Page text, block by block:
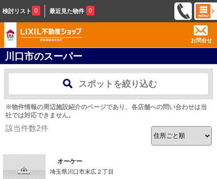
検討リスト 0 最近見た物件 0
お問合せ
川口市のスーパー
スポットを絞り込む
※物件情報の周辺施設紹介のページであり、各店舗への問い合わせは当
社では対応できません。
該当件数2件
オーケー
埼玉県川口市末広２丁目